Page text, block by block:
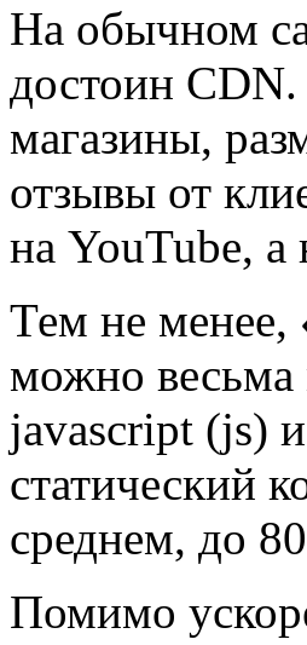
На обычном
достоин
магазины,
отзывы от
на YouTube, а
Тем не менее,
можно весьма
javascript (js)
статический
среднем, до
Помимо